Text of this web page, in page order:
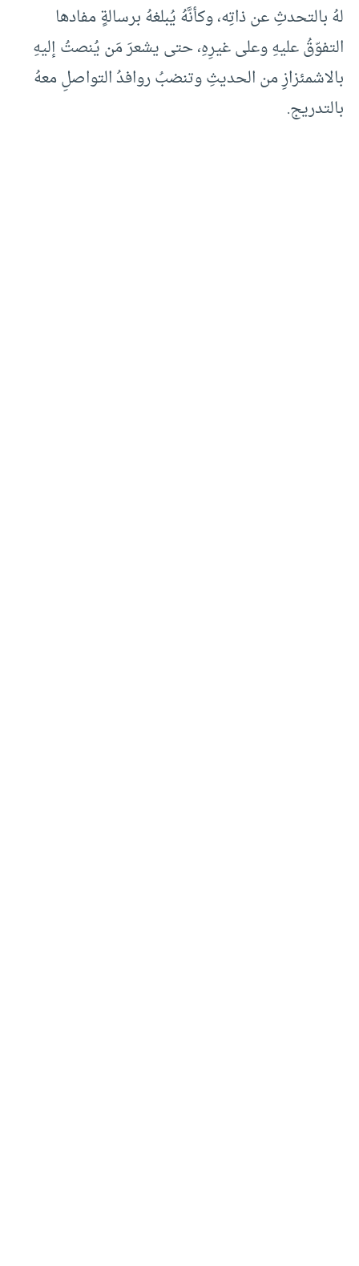
لهُ بالتحدثِ عن ذاتِه، وكأنَّهُ يُبلغهُ برسالةٍ مفادها
التفوّقُ عليهِ وعلى غيرِهِ، حتى يشعرَ مَن يُنصتُ إليهِ
بالاشمئزازِ من الحديثِ وتنضبُ روافدُ التواصلِ معهُ
بالتدريج.